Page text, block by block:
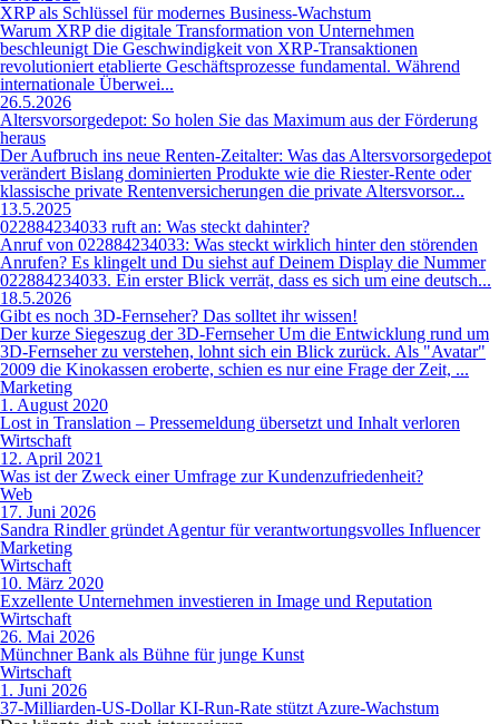
XRP als Schlüssel für modernes Business-Wachstum
Warum XRP die digitale Transformation von Unternehmen
beschleunigt Die Geschwindigkeit von XRP-Transaktionen
revolutioniert etablierte Geschäftsprozesse fundamental. Während
internationale Überwei...
26.5.2026
Altersvorsorgedepot: So holen Sie das Maximum aus der Förderung
heraus
Der Aufbruch ins neue Renten-Zeitalter: Was das Altersvorsorgedepot
verändert Bislang dominierten Produkte wie die Riester-Rente oder
klassische private Rentenversicherungen die private Altersvorsor...
13.5.2025
022884234033 ruft an: Was steckt dahinter?
Anruf von 022884234033: Was steckt wirklich hinter den störenden
Anrufen? Es klingelt und Du siehst auf Deinem Display die Nummer
022884234033. Ein erster Blick verrät, dass es sich um eine deutsch...
18.5.2026
Gibt es noch 3D-Fernseher? Das solltet ihr wissen!
Der kurze Siegeszug der 3D-Fernseher Um die Entwicklung rund um
3D-Fernseher zu verstehen, lohnt sich ein Blick zurück. Als "Avatar"
2009 die Kinokassen eroberte, schien es nur eine Frage der Zeit, ...
Marketing
1. August 2020
Lost in Translation – Pressemeldung übersetzt und Inhalt verloren
Wirtschaft
12. April 2021
Was ist der Zweck einer Umfrage zur Kundenzufriedenheit?
Web
17. Juni 2026
Sandra Rindler gründet Agentur für verantwortungsvolles Influencer
Marketing
Wirtschaft
10. März 2020
Exzellente Unternehmen investieren in Image und Reputation
Wirtschaft
26. Mai 2026
Münchner Bank als Bühne für junge Kunst
Wirtschaft
1. Juni 2026
37-Milliarden-US-Dollar KI-Run-Rate stützt Azure-Wachstum